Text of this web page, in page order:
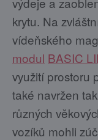
krytu. Na
vídeňského
modul BASIC
využití prostoru
také navržen
různých
vozíků mohli